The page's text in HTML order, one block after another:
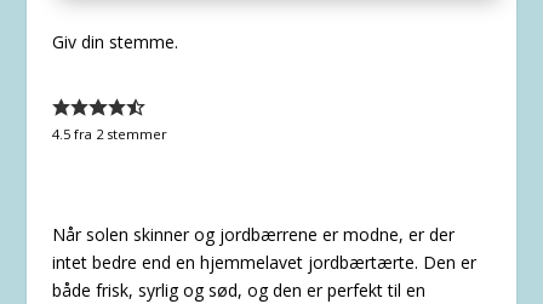
Giv din stemme.
4.5fra 2stemmer
Når solen skinner og jordbærrene er modne, er der
intet bedre end en hjemmelavet jordbærtærte. Den er
både frisk, syrlig og sød, og den er perfekt til en